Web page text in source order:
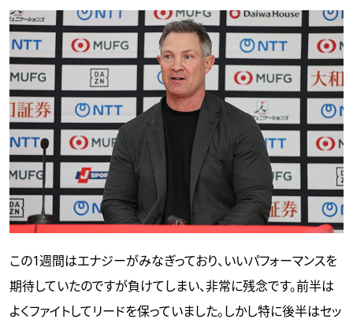
この1週間はエナジーがみなぎっており、いいパフォーマンスを
期待していたのですが負けてしまい、非常に残念です。前半は
よくファイトしてリードを保っていました。しかし特に後半はセッ